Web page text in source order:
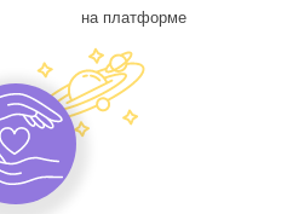
на платформе